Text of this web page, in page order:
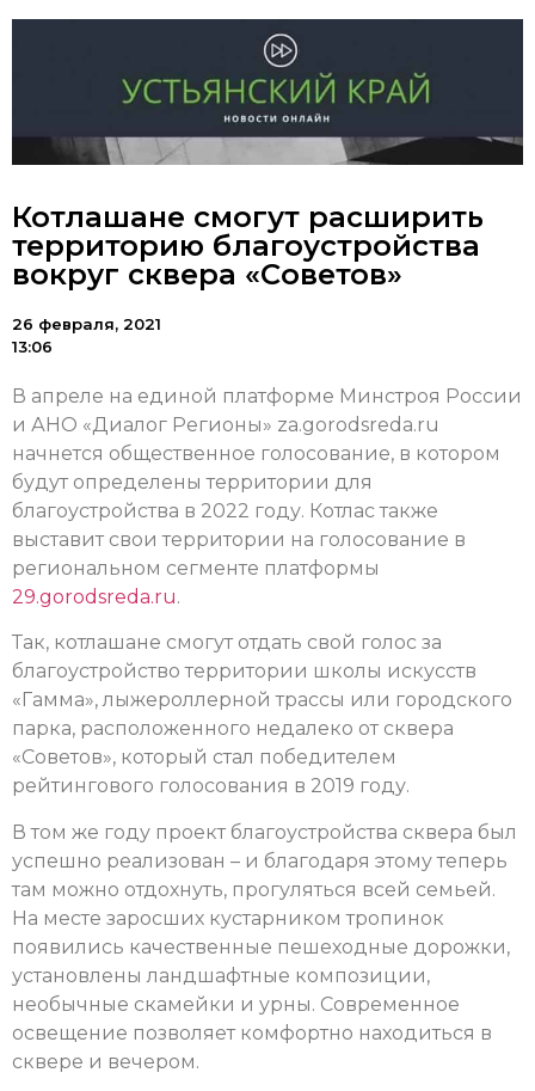
Котлашане смогут расширить
территорию благоустройства
вокруг сквера «Советов»
26 февраля, 2021
13:06
В апреле на единой платформе Минстроя России
и АНО «Диалог Регионы» za.gorodsreda.ru
начнется общественное голосование, в котором
будут определены территории для
благоустройства в 2022 году. Котлас также
выставит свои территории на голосование в
региональном сегменте платформы
29.gorodsreda.ru.
Так, котлашане смогут отдать свой голос за
благоустройство территории школы искусств
«Гамма», лыжероллерной трассы или городского
парка, расположенного недалеко от сквера
«Советов», который стал победителем
рейтингового голосования в 2019 году.
В том же году проект благоустройства сквера был
успешно реализован – и благодаря этому теперь
там можно отдохнуть, прогуляться всей семьей.
На месте заросших кустарником тропинок
появились качественные пешеходные дорожки,
установлены ландшафтные композиции,
необычные скамейки и урны. Современное
освещение позволяет комфортно находиться в
сквере и вечером.